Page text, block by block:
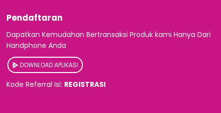
Pendaftaran
Dapatkan Kemudahan Bertransaksi Produk kami Hanya Dari
Handphone Anda
DOWNLOAD APLIKASI
Kode Referral Isi: REGISTRASI